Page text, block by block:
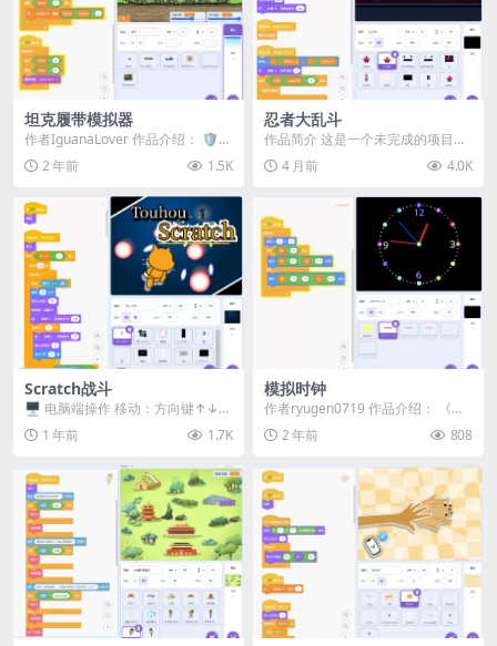
坦克履带模拟器
作者IguanaLover 作品介绍： 🛡️
欢迎体验《坦克履带模拟器》！ 这
是...2 年前 1.5K
忍者大乱斗
作品简介 这是一个未完成的项目，
但依然可以游玩。 操作说明 移
动： 方向键（← ...
4 月前 4.0K
Scratch战斗
🖥️ 电脑端操作​​ 移动：方向键↑↓←
→ 低速模式：Z键 ​​📱 手机端操作​...
1 年前 1.7K
模拟时钟
作者ryugen0719 作品介绍： 《模
拟时钟》是一款模拟现实时钟运作
的程序，...
2 年前 808